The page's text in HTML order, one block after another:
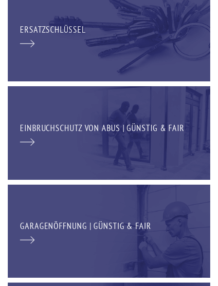
ERSATZSCHLÜSSEL
EINBRUCHSCHUTZ VON ABUS | GÜNSTIG & FAIR
GARAGENÖFFNUNG | GÜNSTIG & FAIR